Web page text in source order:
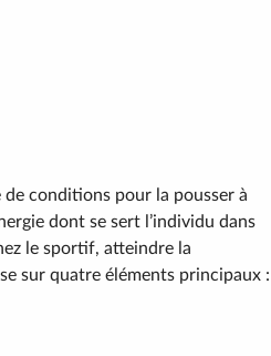
conditions pour la pousser à
dont se sert l’individu dans
le sportif, atteindre la
sur quatre éléments principaux :